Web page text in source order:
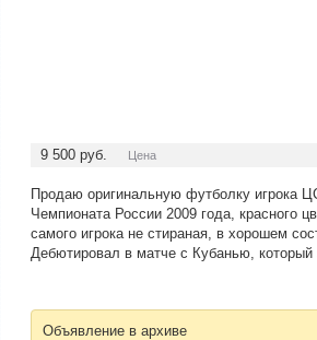
9 500 руб. Цена
Продаю оригинальную футболку игрока
Чемпионата России 2009 года, красного
самого игрока не стираная, в хорошем
Дебютировал в матче с Кубанью, который
Объявление в архиве